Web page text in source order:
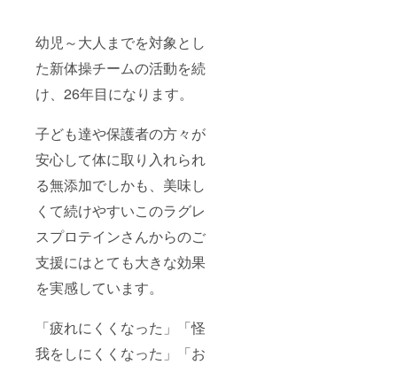
幼児～大人までを対象とし
た新体操チームの活動を続
け、26年目になります。
子ども達や保護者の方々が
安心して体に取り入れられ
る無添加でしかも、美味し
くて続けやすいこのラグレ
スプロテインさんからのご
支援にはとても大きな効果
を実感しています。
「疲れにくくなった」「怪
我をしにくくなった」「お